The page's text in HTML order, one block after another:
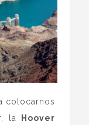
colocarnos
la
Hoover